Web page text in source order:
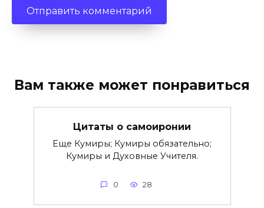
Вам также может понравиться
Цитаты о самоиронии
Еще Кумиры; Кумиры обязательно;
Кумиры и Духовные Учителя.
0 28